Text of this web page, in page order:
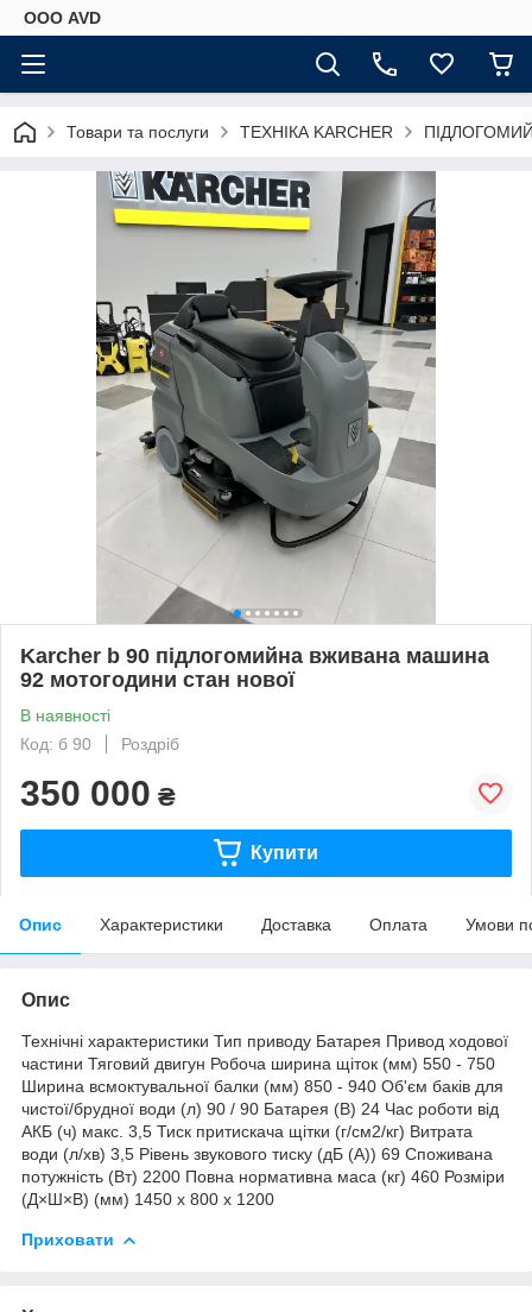
ООО AVD
Товари та послуги ТЕХНІКА KARCHER
Karcher b 90 підлогомийна вживана машина
92 мотогодини стан нової
В наявності
Код: б 90
Роздріб
350 000 ₴
Купити
Опис Характеристики Доставка Оплата Умови
Опис
Технічні характеристики Тип приводу Батарея Привод ходової
частини Тяговий двигун Робоча ширина щіток (мм) 550 - 750
Ширина всмоктувальної балки (мм) 850 - 940 Об'єм баків для
чистої/брудної води (л) 90 / 90 Батарея (В) 24 Час роботи від
АКБ (ч) макс. 3,5 Тиск притискача щітки (г/см2/кг) Витрата
води (л/хв) 3,5 Рівень звукового тиску (дБ (А)) 69 Споживана
потужність (Вт) 2200 Повна нормативна маса (кг) 460 Розміри
(Д×Ш×В) (мм) 1450 x 800 x 1200
Приховати